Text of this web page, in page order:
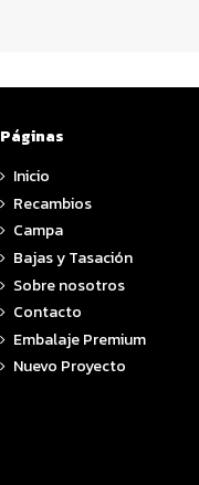
Páginas
Inicio
Recambios
Campa
Bajas y Tasación
Sobre nosotros
Contacto
Embalaje Premium
Nuevo Proyecto